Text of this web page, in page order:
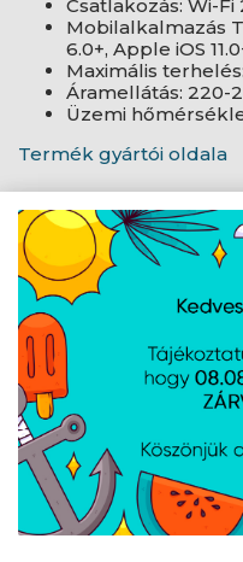
Csatlakozás: Wi-Fi
Mobilalkalmazás
6.0+, Apple iOS
Maximális
Áramellátás: 220-
Üzemi
Termék gyártói oldala